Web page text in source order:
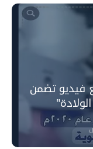
فيديو تضمن